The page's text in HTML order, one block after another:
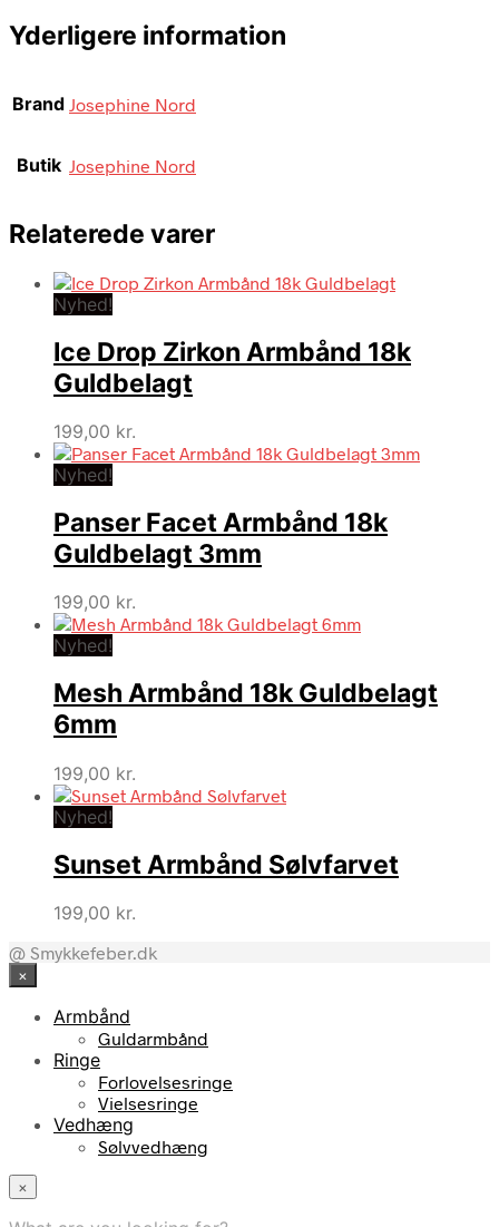
Yderligere information
Brand Josephine Nord
Butik Josephine Nord
Relaterede varer
Nyhed!
Ice Drop Zirkon Armbånd 18k
Guldbelagt
199,00 kr.
Nyhed!
Panser Facet Armbånd 18k
Guldbelagt 3mm
199,00 kr.
Nyhed!
Mesh Armbånd 18k Guldbelagt
6mm
199,00 kr.
Nyhed!
Sunset Armbånd Sølvfarvet
199,00 kr.
@ Smykkefeber.dk
×
Armbånd
Guldarmbånd
Ringe
Forlovelsesringe
Vielsesringe
Vedhæng
Sølvvedhæng
×